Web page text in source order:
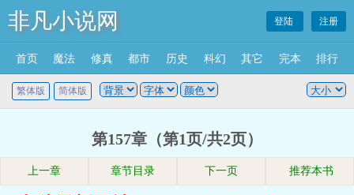
非凡小说网 登陆 注册
首页 魔法 修真 都市 历史 科幻 其它 完本 排行
繁体版 简体版
第157章（第1页/共2页）
上一章 章节目录 下一页 推荐本书